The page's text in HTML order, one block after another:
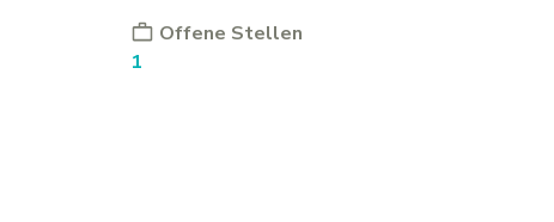
Offene Stellen
1